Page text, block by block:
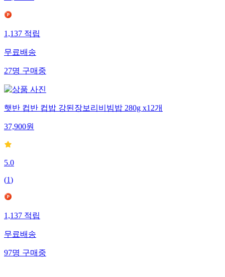
1,137적립
무료배송
27명구매중
햇반 컵반 컵밥 강된장보리비빔밥 280g x12개
37,900원
5.0
(1)
1,137적립
무료배송
97명구매중